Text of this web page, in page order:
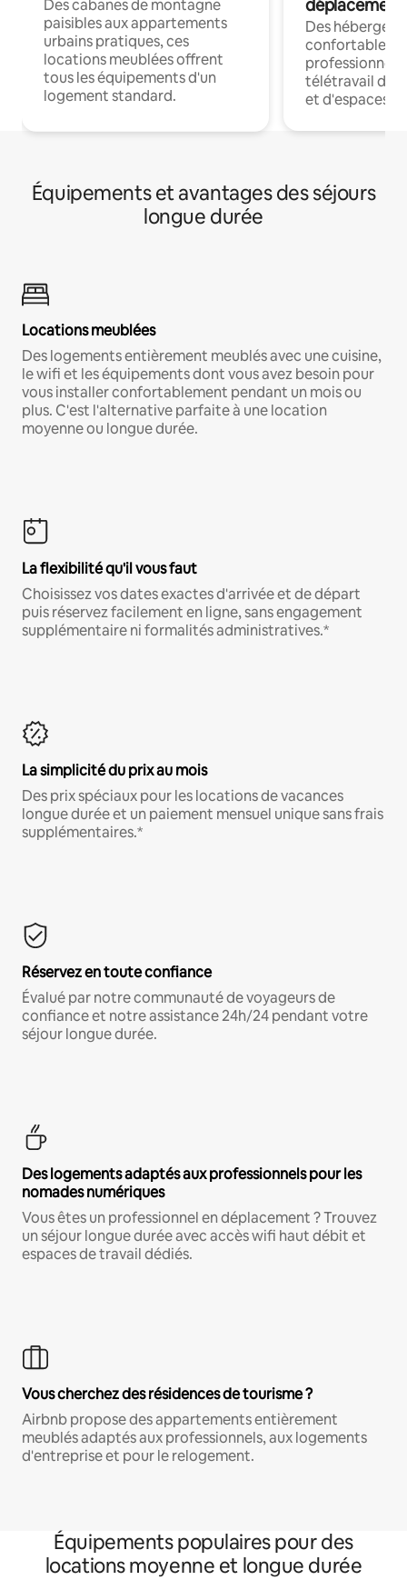
Des cabanes de montagne
paisibles aux appartements
urbains pratiques, ces
locations meublées offrent
tous les équipements d'un
logement standard.
déplacement
Des
confortables
professionnels
télétravail
et d'espaces
Équipements et avantages des séjours
longue durée
Locations meublées
Des logements entièrement meublés avec une cuisine,
le wifi et les équipements dont vous avez besoin pour
vous installer confortablement pendant un mois ou
plus. C'est l'alternative parfaite à une location
moyenne ou longue durée.
La flexibilité qu'il vous faut
Choisissez vos dates exactes d'arrivée et de départ
puis réservez facilement en ligne, sans engagement
supplémentaire ni formalités administratives.*
La simplicité du prix au mois
Des prix spéciaux pour les locations de vacances
longue durée et un paiement mensuel unique sans frais
supplémentaires.*
Réservez en toute confiance
Évalué par notre communauté de voyageurs de
confiance et notre assistance 24h/24 pendant votre
séjour longue durée.
Des logements adaptés aux professionnels pour les
nomades numériques
Vous êtes un professionnel en déplacement ? Trouvez
un séjour longue durée avec accès wifi haut débit et
espaces de travail dédiés.
Vous cherchez des résidences de tourisme ?
Airbnb propose des appartements entièrement
meublés adaptés aux professionnels, aux logements
d'entreprise et pour le relogement.
Équipements populaires pour des
locations moyenne et longue durée